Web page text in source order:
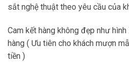
sắt nghệ thuật theo yêu cầu của
Cam kết hàng không đẹp như
hàng ( Ưu tiên cho khách mượn
tiền )